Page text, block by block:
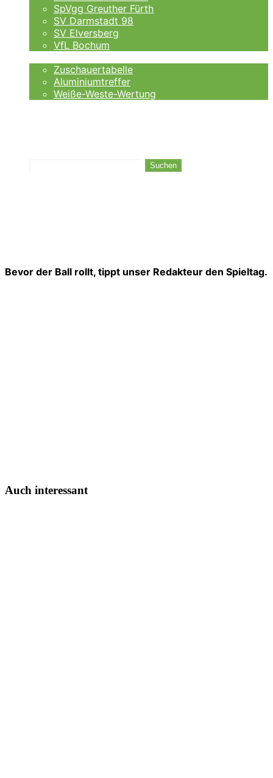
SpVgg Greuther Fürth
SV Darmstadt 98
SV Elversberg
VfL Bochum
Zuschauertabelle
Aluminiumtreffer
Weiße-Weste-Wertung
Suchen
Bevor der Ball rollt, tippt unser Redakteur den Spieltag.
Auch interessant